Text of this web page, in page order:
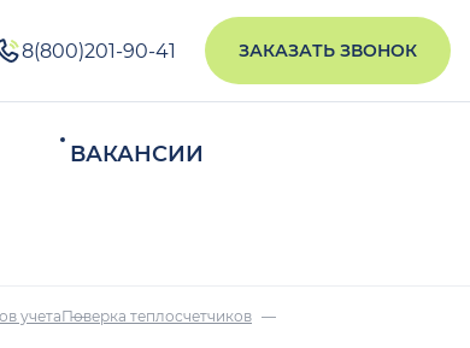
8(800)201-90-41 ЗАКАЗАТЬ ЗВОНОК
ВАКАНСИИ
учетаПоверка теплосчетчиков